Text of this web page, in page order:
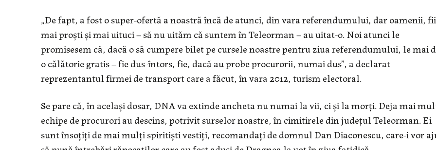
„De fapt, a fost o super-ofertă a noastră încă de atunci, din vara referendumului, dar oamenii,
mai proşti şi mai uituci – să nu uităm că suntem în Teleorman – au uitat-o. Noi atunci le
promisesem că, dacă o să cumpere bilet pe cursele noastre pentru ziua referendumului, le mai
o călătorie gratis – fie dus-întors, fie, dacă au probe procurorii, numai dus”, a declarat
reprezentantul firmei de transport care a făcut, în vara 2012, turism electoral.
Se pare că, în acelaşi dosar, DNA va extinde ancheta nu numai la vii, ci şi la morţi. Deja mai
echipe de procurori au descins, potrivit surselor noastre, în cimitirele din judeţul Teleorman. Ei
sunt însoţiţi de mai mulţi spiritişti vestiţi, recomandaţi de domnul Dan Diaconescu, care-i vor